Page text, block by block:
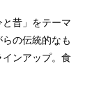
昔」をテーマ
の伝統的なも
ンアップ。食